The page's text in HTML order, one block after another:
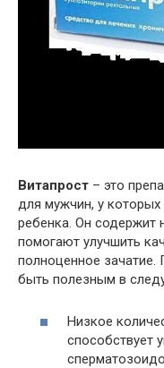
Витапрост – это
для мужчин, у
ребенка. Он содержит
помогают улучшить
полноценное
быть полезным в
Низкое
способствует